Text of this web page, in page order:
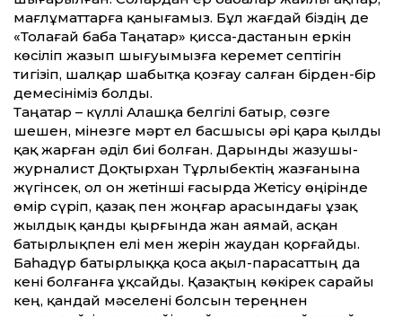
мағлұматтарға қанығамыз. Бұл жағдай біздің де
«Толағай баба Таңатар» қисса-дастанын еркін
көсіліп жазып шығуымызға керемет септігін
тигізіп, шалқар шабытқа қозғау салған бірден-бір
демесініміз болды.
Таңатар – күллі Алашқа белгілі батыр, сөзге
шешен, мінезге мәрт ел басшысы әрі қара қылды
қақ жарған әділ биі болған. Дарынды жазушы-
журналист Доқтырхан Тұрлыбектің жазғанына
жүгінсек, ол он жетінші ғасырда Жетісу өңірінде
өмір сүріп, қазақ пен жоңғар арасындағы ұзақ
жылдық қанды қырғында жан аямай, асқан
батырлықпен елі мен жерін жаудан қорғайды.
Баһадүр батырлыққа қоса ақыл-парасаттың да
кені болғанға ұқсайды. Қазақтың көкірек сарайы
кең, қандай мәселені болсын тереңнен